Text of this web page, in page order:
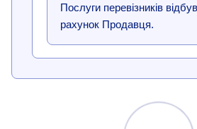
Послуги перевізників
рахунок Продавця.